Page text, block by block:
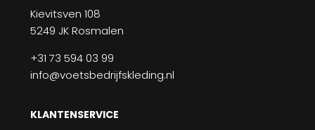
Kievitsven 108
5249 JK Rosmalen
+31 73 594 03 99
info@voetsbedrijfskleding.nl
KLANTENSERVICE